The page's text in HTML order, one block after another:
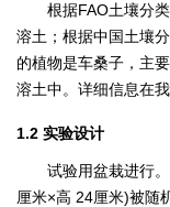
根据FAO土壤分
溶土；根据中国土壤
的植物是车桑子，主
溶土中。详细信息在
1.2 实验设计
试验用盆栽进行
厘米×高 24厘米)被随